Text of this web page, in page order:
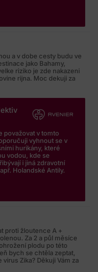
a v dobe cesty budu ve
jako Bahamy,
riziko je zde nakazeni
rijna. Moc dekuji za
považovat v tomto
vyhnout se v
hurikány, které
vodou, kde se
i jiná zdravotní
Holandské Antily.
proti žloutence A +
Za 2 a půl měsíce
plodu po této
bych se chtěla zeptat,
Zika? Děkuji Vám za